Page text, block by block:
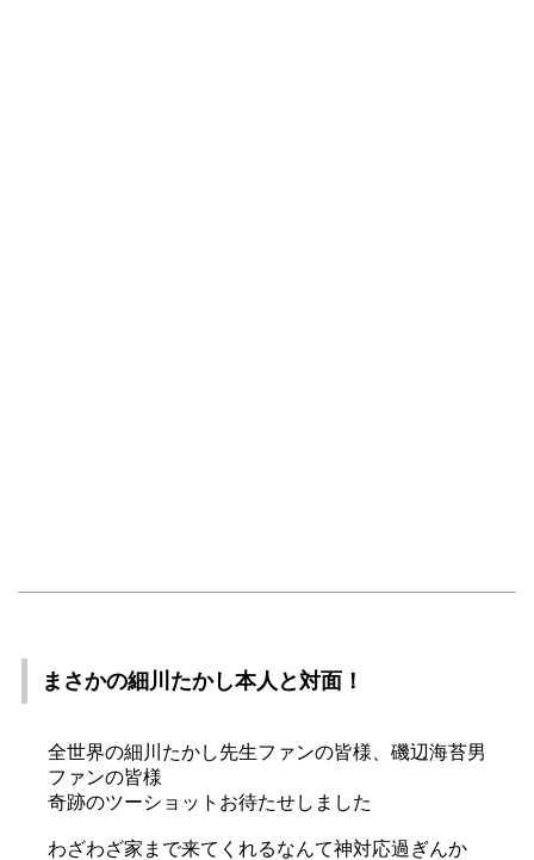
まさかの細川たかし本人と対面！
全世界の細川たかし先生ファンの皆様、磯辺海苔男
ファンの皆様
奇跡のツーショットお待たせしました
わざわざ家まで来てくれるなんて神対応過ぎんか